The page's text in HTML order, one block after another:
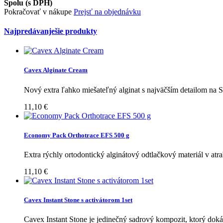
Spolu (s DPH)
Pokračovať v nákupe Prejsť na objednávku
Najpredávanješie produkty
Cavex Alginate Cream
Nový extra ľahko miešateľný alginat s najväčším detailom na
11,10 €
Economy Pack Orthotrace EFS 500 g
Extra rýchly ortodontický alginátový odtlačkový materiál v
11,10 €
Cavex Instant Stone s activátorom 1set
Cavex Instant Stone je jedinečný sadrový kompozit, ktorý